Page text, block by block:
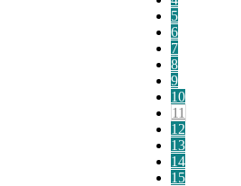
5
6
7
8
9
10
11
12
13
14
15